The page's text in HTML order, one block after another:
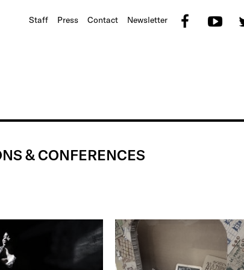
& CONFERENCES
Staff Press Contact Newsletter